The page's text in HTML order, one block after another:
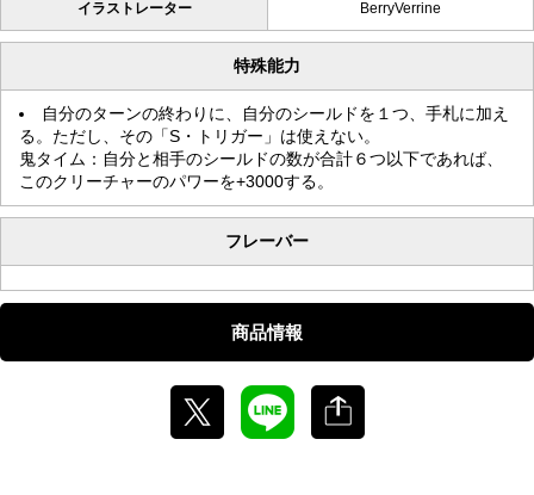
イラストレーター BerryVerrine
特殊能力
自分のターンの終わりに、自分のシールドを１つ、手札に加え
る。ただし、その「S・トリガー」は使えない。
鬼タイム：自分と相手のシールドの数が合計６つ以下であれば、
このクリーチャーのパワーを+3000する。
フレーバー
商品情報